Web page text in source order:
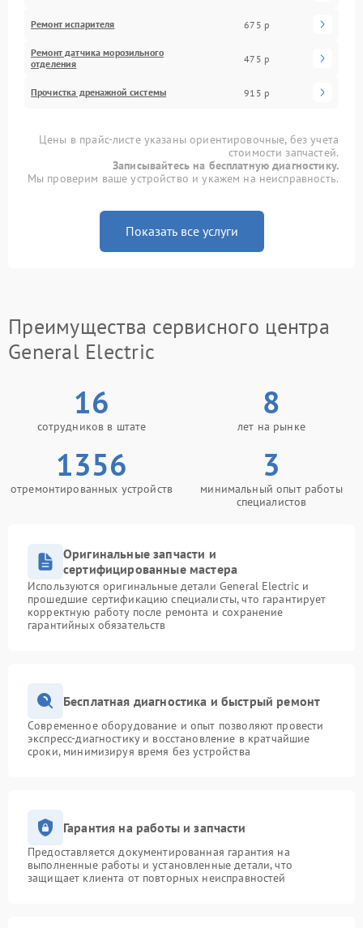
Ремонт испарителя 675 р
Ремонт датчика морозильного
отделения
475 р
Прочистка дренажной системы 915 р
Цены в прайс-листе указаны ориентировочные, без учета
стоимости запчастей.
Записывайтесь на бесплатную диагностику.
Мы проверим ваше устройство и укажем на неисправность.
Показать все услуги
Преимущества сервисного центра
General Electric
16
сотрудников в штате
8
лет на рынке
1356
отремонтированных устройств
3
минимальный опыт работы
специалистов
Оригинальные запчасти и
сертифицированные мастера
Используются оригинальные детали General Electric и
прошедшие сертификацию специалисты, что гарантирует
корректную работу после ремонта и сохранение
гарантийных обязательств
Бесплатная диагностика и быстрый ремонт
Современное оборудование и опыт позволяют провести
экспресс-диагностику и восстановление в кратчайшие
сроки, минимизируя время без устройства
Гарантия на работы и запчасти
Предоставляется документированная гарантия на
выполненные работы и установленные детали, что
защищает клиента от повторных неисправностей